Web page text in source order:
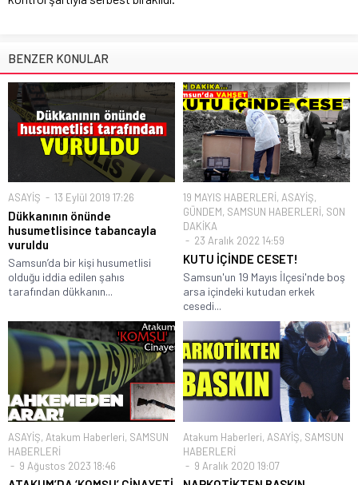
BENZER KONULAR
ASAYİŞ 13 Eylül 2019 17:26
Dükkanının önünde
husumetlisince tabancayla
vuruldu
Samsun’da bir kişi husumetlisi
olduğu iddia edilen şahıs
tarafından dükkanın...
19 MAYIS HABERLERİ, ASAYİŞ,
GÜNDEM, SAMSUN HABERLERİ, SON
DAKİKA
23 Aralık 2022 14:59
KUTU İÇİNDE CESET!
Samsun'un 19 Mayıs İlçesi'nde boş
arsa içindeki kutudan erkek
cesedi...
ASAYİŞ, Atakum Haberleri, SAMSUN
HABERLERİ
9 Ağustos 2023 18:46
Atakum Haberleri, ASAYİŞ, SAMSUN
HABERLERİ
9 Aralık 2020 19:07